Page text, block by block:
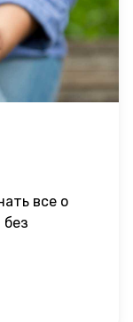
все о